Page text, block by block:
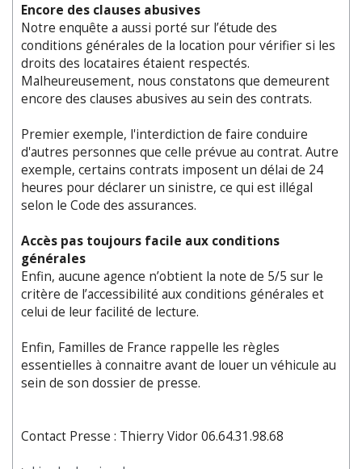
Encore des clauses abusives
Notre enquête a aussi porté sur l’étude des
conditions générales de la location pour vérifier si les
droits des locataires étaient respectés.
Malheureusement, nous constatons que demeurent
encore des clauses abusives au sein des contrats.
Premier exemple, l'interdiction de faire conduire
d'autres personnes que celle prévue au contrat. Autre
exemple, certains contrats imposent un délai de 24
heures pour déclarer un sinistre, ce qui est illégal
selon le Code des assurances.
Accès pas toujours facile aux conditions
générales
Enfin, aucune agence n’obtient la note de 5/5 sur le
critère de l’accessibilité aux conditions générales et
celui de leur facilité de lecture.
Enfin, Familles de France rappelle les règles
essentielles à connaitre avant de louer un véhicule au
sein de son dossier de presse.
Contact Presse : Thierry Vidor 06.64.31.98.68